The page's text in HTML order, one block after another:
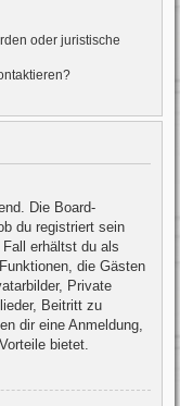
oder juristische
Die Board-
du registriert sein
erhältst du als
die Gästen
Private
Beitritt zu
dir eine Anmeldung,
bietet.